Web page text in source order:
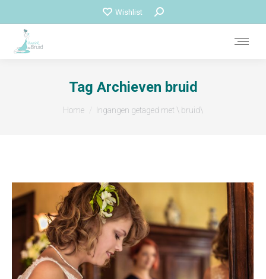
Wishlist Zoeken:
Tag Archieven bruid
Je bent hier:
Home Ingangen getaged met \ bruid\